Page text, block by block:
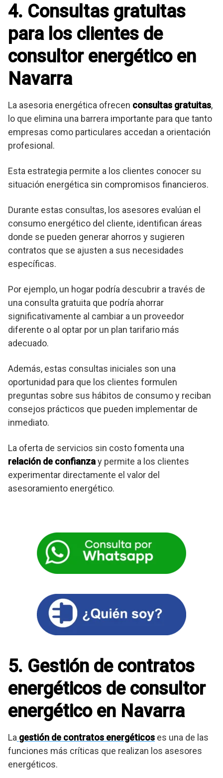
4. Consultas gratuitas
para los clientes de
consultor energético en
Navarra
La asesoria energética ofrecen consultas gratuitas,
lo que elimina una barrera importante para que tanto
empresas como particulares accedan a orientación
profesional.
Esta estrategia permite a los clientes conocer su
situación energética sin compromisos financieros.
Durante estas consultas, los asesores evalúan el
consumo energético del cliente, identifican áreas
donde se pueden generar ahorros y sugieren
contratos que se ajusten a sus necesidades
específicas.
Por ejemplo, un hogar podría descubrir a través de
una consulta gratuita que podría ahorrar
significativamente al cambiar a un proveedor
diferente o al optar por un plan tarifario más
adecuado.
Además, estas consultas iniciales son una
oportunidad para que los clientes formulen
preguntas sobre sus hábitos de consumo y reciban
consejos prácticos que pueden implementar de
inmediato.
La oferta de servicios sin costo fomenta una
relación de confianzay permite a los clientes
experimentar directamente el valor del
asesoramiento energético.
5. Gestión de contratos
energéticos de consultor
energético en Navarra
La gestión de contratos energéticos es una de las
funciones más críticas que realizan los asesores
energéticos.